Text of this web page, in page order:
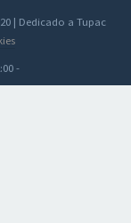
| Dedicado a Tupac
-